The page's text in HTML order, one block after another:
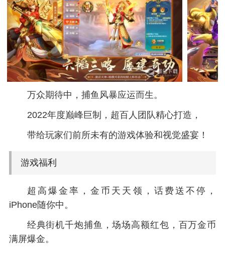
万众期待中，捕鱼风暴应运而生。
2022年度巅峰巨制，超百人团队精心打造，
带给玩家们前所未有的游戏体验和视觉盛宴！
游戏福利
超高爆金率，金币天天领，话费送不停，
iPhone随你中。
经典街机千炮捕鱼，场场高额红包，百万金币
满屏爆金。